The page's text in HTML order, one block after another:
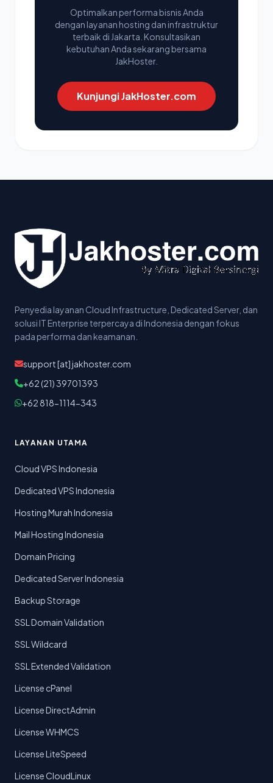
Optimalkan performa bisnis Anda
dengan layanan hosting dan infrastruktur
terbaik di Jakarta. Konsultasikan
kebutuhan Anda sekarang bersama
JakHoster.
Kunjungi JakHoster.com
Penyedia layanan Cloud Infrastructure, Dedicated Server, dan
solusi IT Enterprise terpercaya di Indonesia dengan fokus
pada performa dan keamanan.
support [at] jakhoster.com
+62 (21) 39701393
+62 818-1114-343
LAYANAN UTAMA
Cloud VPS Indonesia
Dedicated VPS Indonesia
Hosting Murah Indonesia
Mail Hosting Indonesia
Domain Pricing
Dedicated Server Indonesia
Backup Storage
SSL Domain Validation
SSL Wildcard
SSL Extended Validation
License cPanel
License DirectAdmin
License WHMCS
License LiteSpeed
License CloudLinux